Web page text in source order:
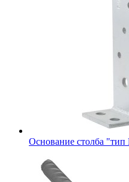
Основание столба